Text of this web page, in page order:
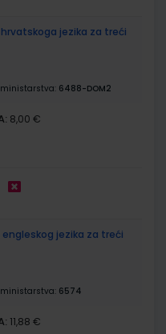
hrvatskoga jezika za treći
6488-DOM2
8,00 €
engleskog jezika za treći
6574
11,88 €